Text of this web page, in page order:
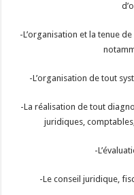
-L’organisation et la tenue
-L’organisation de tout
-La réalisation de tout
juridiques,
-
-Le conseil juridique,